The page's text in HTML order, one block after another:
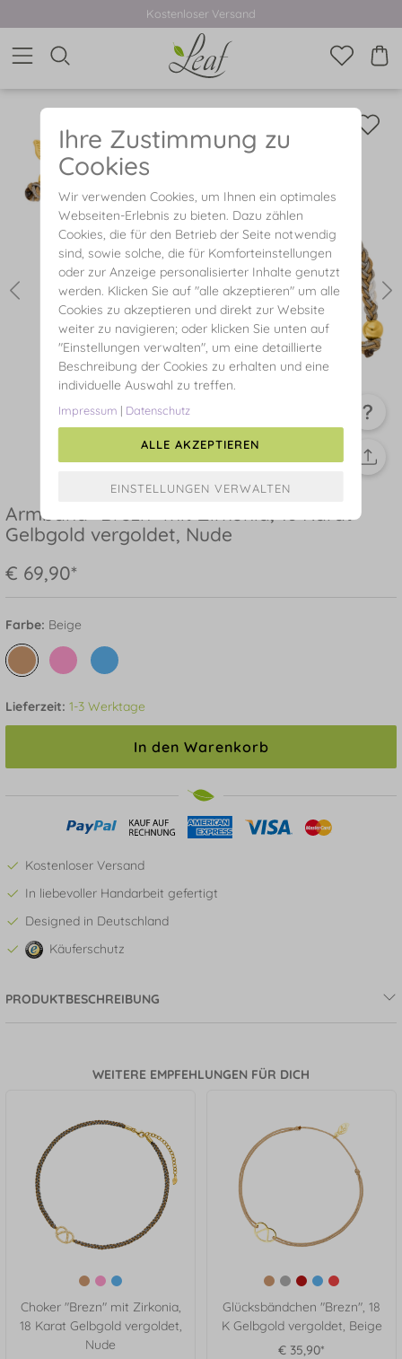
Kostenloser Versand
Armband "Brezn" mit Zirkonia, 18 Karat
Gelbgold vergoldet, Nude
€ 69,90*
Farbe: Beige
Lieferzeit: 1-3 Werktage
In den Warenkorb
Kostenloser Versand
In liebevoller Handarbeit gefertigt
Designed in Deutschland
Käuferschutz
PRODUKTBESCHREIBUNG
WEITERE EMPFEHLUNGEN FÜR DICH
Choker "Brezn" mit Zirkonia,
18 Karat Gelbgold vergoldet,
Nude
Glücksbändchen "Brezn", 18
K Gelbgold vergoldet, Beige
€ 35,90*
Ihre Zustimmung zu
Cookies
Wir verwenden Cookies, um Ihnen ein optimales
Webseiten-Erlebnis zu bieten. Dazu zählen
Cookies, die für den Betrieb der Seite notwendig
sind, sowie solche, die für Komforteinstellungen
oder zur Anzeige personalisierter Inhalte genutzt
werden. Klicken Sie auf "alle akzeptieren" um alle
Cookies zu akzeptieren und direkt zur Website
weiter zu navigieren; oder klicken Sie unten auf
"Einstellungen verwalten", um eine detaillierte
Beschreibung der Cookies zu erhalten und eine
individuelle Auswahl zu treffen.
Impressum | Datenschutz
ALLE AKZEPTIEREN